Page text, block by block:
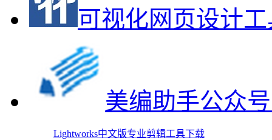
可视化网页设计
美编助手公众
Lightworks中文版专业剪辑工具下载